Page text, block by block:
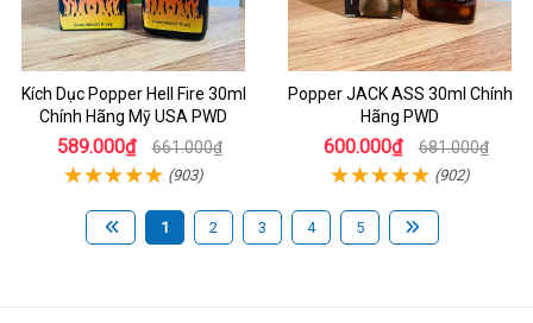
Kích Dục Popper Hell Fire 30ml
Chính Hãng Mỹ USA PWD
589.000₫ 661.000₫
(903)
Popper JACK ASS 30ml Chính
Hãng PWD
600.000₫ 681.000₫
(902)
1 2 3 4 5